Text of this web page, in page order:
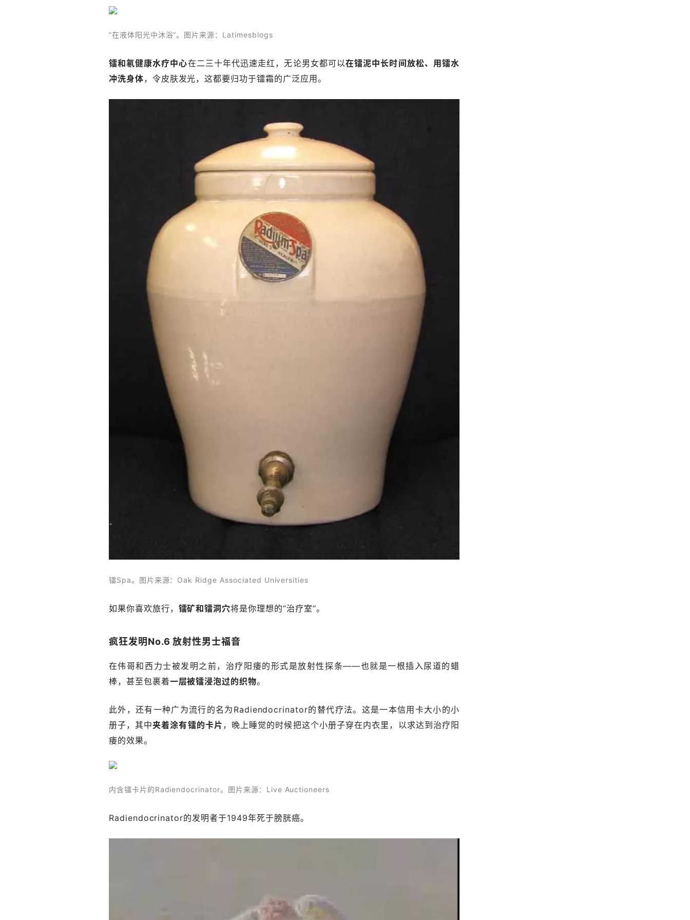
“在液体阳光中沐浴”。图片来源：Latimesblogs
镭和氡健康水疗中心在二三十年代迅速走红，无论男女都可以在镭泥中长时间放松、用镭水
冲洗身体，令皮肤发光，这都要归功于镭霜的广泛应用。
镭Spa。图片来源：Oak Ridge Associated Universities
如果你喜欢旅行， 镭矿和镭洞穴将是你理想的“治疗室”。
疯狂发明No.6 放射性男士福音
在伟哥和西力士被发明之前，治疗阳痿的形式是放射性探条——也就是一根插入尿道的蜡
棒，甚至包裹着一层被镭浸泡过的织物。
此外，还有一种广为流行的名为Radiendocrinator的替代疗法。这是一本信用卡大小的小
册子，其中夹着涂有镭的卡片 ，晚上睡觉的时候把这个小册子穿在内衣里，以求达到治疗阳
痿的效果。
内含镭卡片的Radiendocrinator。图片来源：Live Auctioneers
Radiendocrinator的发明者于1949年死于膀胱癌。